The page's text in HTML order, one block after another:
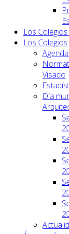
Los
Los Colegios
Visado
Día